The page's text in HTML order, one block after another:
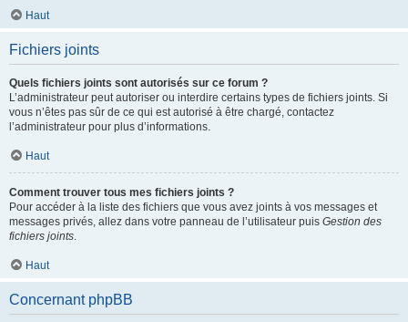
Haut
Fichiers joints
Quels fichiers joints sont autorisés sur ce forum ?
L’administrateur peut autoriser ou interdire certains types de fichiers joints. Si
vous n’êtes pas sûr de ce qui est autorisé à être chargé, contactez
l’administrateur pour plus d’informations.
Haut
Comment trouver tous mes fichiers joints ?
Pour accéder à la liste des fichiers que vous avez joints à vos messages et
messages privés, allez dans votre panneau de l’utilisateur puis Gestion des
fichiers joints.
Haut
Concernant phpBB